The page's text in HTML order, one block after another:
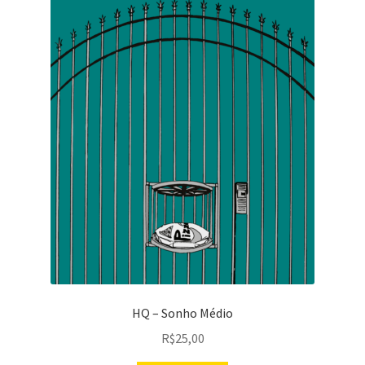
HQ – Sonho Médio
R$25,00